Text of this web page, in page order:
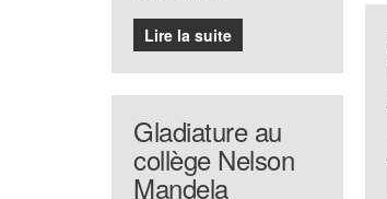
Lire la suite
Gladiature au
collège Nelson
Mandela